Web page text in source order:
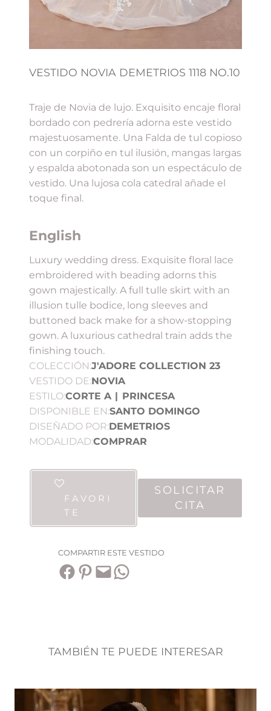
VESTIDO NOVIA DEMETRIOS 1118 NO.10
Traje de Novia de lujo. Exquisito encaje floral
bordado con pedrería adorna este vestido
majestuosamente. Una Falda de tul copioso
con un corpiño en tul ilusión, mangas largas
y espalda abotonada son un espectáculo de
vestido. Una lujosa cola catedral añade el
toque final.
English
Luxury wedding dress. Exquisite floral lace
embroidered with beading adorns this
gown majestically. A full tulle skirt with an
illusion tulle bodice, long sleeves and
buttoned back make for a show-stopping
gown. A luxurious cathedral train adds the
finishing touch.
COLECCIÓN:J'ADORE COLLECTION 23
VESTIDO DE:NOVIA
ESTILO:CORTE A | PRINCESA
DISPONIBLE EN:SANTO DOMINGO
DISEÑADO POR:DEMETRIOS
MODALIDAD:COMPRAR
FAVORI
TE
SOLICITAR
CITA
COMPARTIR ESTE VESTIDO
Compartir en Facebook Compartir en Pinterest Envía esta página por correo electrónico Compartir en WhatsApp
TAMBIÉN TE PUEDE INTERESAR